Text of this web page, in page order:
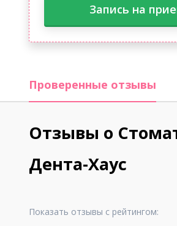
Запись на
Проверенные отзывы
Отзывы о
Дента-Хаус
Показать отзывы с рейтингом: